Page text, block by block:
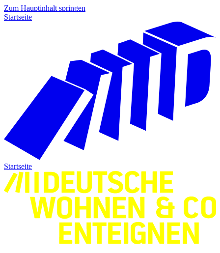
Zum Hauptinhalt springen
Startseite
Startseite